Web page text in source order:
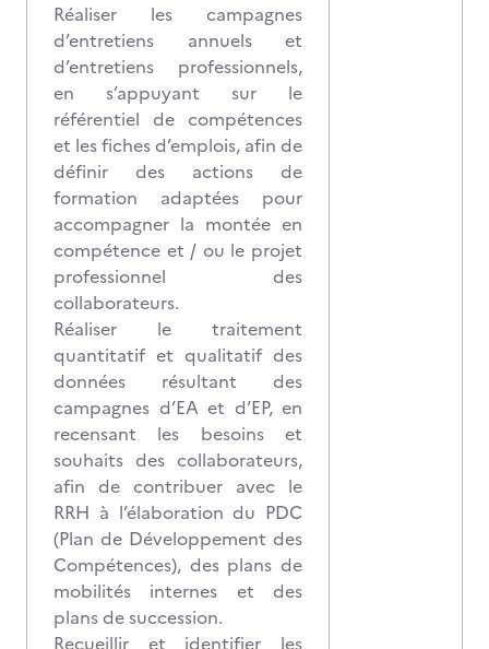
Réaliser les campagnes
d’entretiens annuels et
d’entretiens professionnels,
en s’appuyant sur le
référentiel de compétences
et les fiches d’emplois, afin de
définir des actions de
formation adaptées pour
accompagner la montée en
compétence et / ou le projet
professionnel des
collaborateurs.
Réaliser le traitement
quantitatif et qualitatif des
données résultant des
campagnes d’EA et d’EP, en
recensant les besoins et
souhaits des collaborateurs,
afin de contribuer avec le
RRH à l’élaboration du PDC
(Plan de Développement des
Compétences), des plans de
mobilités internes et des
plans de succession.
Recueillir et identifier les